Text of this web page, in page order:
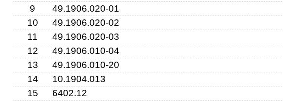
9
49.1906.020-01
10
49.1906.020-02
11
49.1906.020-03
12
49.1906.010-04
13
49.1906.010-20
14
10.1904.013
15
6402.12